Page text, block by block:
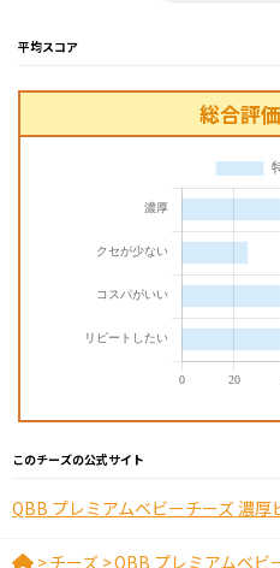
平均スコア
総合評
このチーズの公式サイト
QBB プレミアムベビーチーズ 濃厚
>チーズ >QBB プレミアムベビ